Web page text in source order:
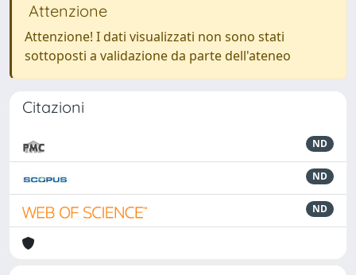
Attenzione
Attenzione! I dati visualizzati non sono stati
sottoposti a validazione da parte dell'ateneo
Citazioni
ND
ND
ND